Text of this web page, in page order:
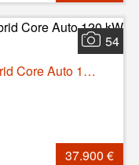
54
Volvo XC40 B3 Gasolina Mild hybrid Core Auto 120 kW (163 CV)
37.900 €